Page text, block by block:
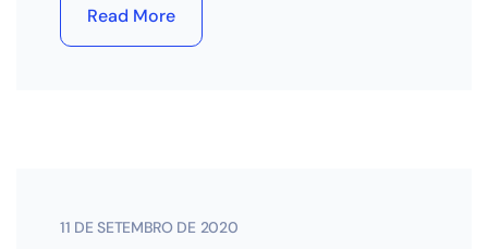
Read More
11 DE SETEMBRO DE 2020